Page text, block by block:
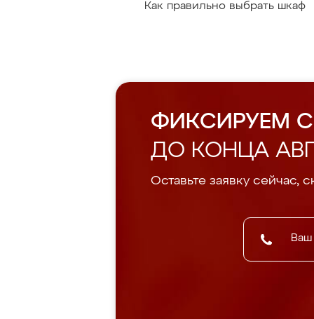
Как правильно выбрать шкаф
ФИКСИРУЕМ
ДО КОНЦА
Оставьте заявку сейчас,